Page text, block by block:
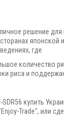
решение для
японской
где
количество
риса и
SDR56 купить
Trade", или